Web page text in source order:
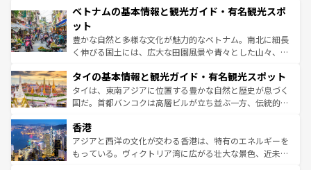
参照してほしい。
容にもいいと評判のスイーツなど、バラエティ豊かな料理
照してほしい。
き、地方に足を延ばせば四季折々の自然美を楽しむことが
できる。そして、キムチや焼肉、絶品のストリートフード
まで、さまざまな韓国料理が待っている。夜には、韓国な
らではのナイトライフも堪能できる。あたたかいホスピタ
わってみてほしい。 なお、新着の韓国情報はコンテンツ一
覧 を参照してほしい。
ベトナムの基本情報と観光ガイド・有名観光スポ
ット
豊かな自然と多様な文化が魅力的なベトナム。南北に細長
く伸びる国土には、広大な田園風景や青々とした山々、世
急速な発展と共に伝統が息づく。ハノイの古い町並みやホ
ーチミン市のフランス統治時代の建物も、独特の雰囲気を
醸し出している。また、バラエティの豊かさとおいしさで
とつ。フォーやバインミー、ベトナムコーヒーなどは、ぜ
ひ現地で味わいたい。どの地域を訪れてもあたたかい人々
が旅行者を迎えてくれるので、きっと忘れられない旅にな
タイの基本情報と観光ガイド・有名観光スポット
タイは、東南アジアに位置する豊かな自然と歴史が息づく
国だ。首都バンコクは高層ビルが立ち並ぶ一方、伝統的な
の活気が交差している。北部ではチェンマイなどの山岳地
帯で自然と触れ合い、南部ではプーケットやクラビの美し
いビーチでリゾート気分を楽しむことができる。タイ料理
香港
アジアと西洋の文化が交わる香港は、特有のエネルギーを
もっている。ヴィクトリア湾に広がる壮大な景色、近未来